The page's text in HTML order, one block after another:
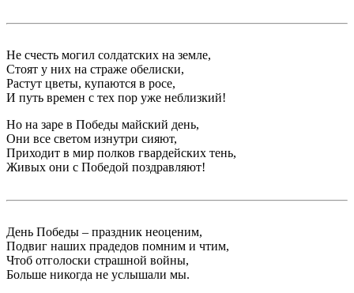
Не счесть могил солдатских на земле,
Стоят у них на страже обелиски,
Растут цветы, купаются в росе,
И путь времен с тех пор уже неблизкий!
Но на заре в Победы майский день,
Они все светом изнутри сияют,
Приходит в мир полков гвардейских тень,
Живых они с Победой поздравляют!
День Победы – праздник неоценим,
Подвиг наших прадедов помним и чтим,
Чтоб отголоски страшной войны,
Больше никогда не услышали мы.